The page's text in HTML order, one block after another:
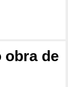
obra de